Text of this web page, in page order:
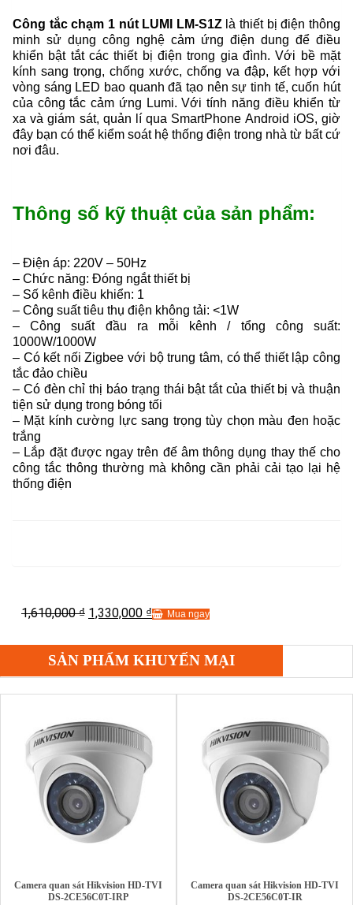
Công tắc chạm 1 nút LUMI LM-S1Zlà thiết bị điện thông
minh sử dụng công nghệ cảm ứng điện dung để điều
khiển bật tắt các thiết bị điện trong gia đình. Với bề mặt
kính sang trọng, chống xước, chống va đập, kết hợp với
vòng sáng LED bao quanh đã tạo nên sự tinh tế, cuốn hút
của công tắc cảm ứng Lumi. Với tính năng điều khiển từ
xa và giám sát, quản lí qua SmartPhone Android iOS, giờ
đây bạn có thể kiểm soát hệ thống điện trong nhà từ bất cứ
nơi đâu.
Thông số kỹ thuật của sản phẩm:
– Điện áp: 220V – 50Hz
– Chức năng: Đóng ngắt thiết bị
– Số kênh điều khiển: 1
– Công suất tiêu thụ điện không tải: <1W
– Công suất đầu ra mỗi kênh / tổng công suất:
1000W/1000W
– Có kết nối Zigbee với bộ trung tâm, có thể thiết lập công
tắc đảo chiều
– Có đèn chỉ thị báo trạng thái bật tắt của thiết bị và thuận
tiện sử dụng trong bóng tối
– Mặt kính cường lực sang trọng tùy chọn màu đen hoặc
trắng
– Lắp đặt được ngay trên đế âm thông dụng thay thế cho
công tắc thông thường mà không cần phải cải tạo lại hệ
thống điện
1,610,000₫ 1,330,000 ₫ Mua ngay
SẢN PHẨM KHUYẾN MẠI
Camera quan sát Hikvision HD-TVI
DS-2CE56C0T-IRP
Camera quan sát Hikvision HD-TVI
DS-2CE56C0T-IR